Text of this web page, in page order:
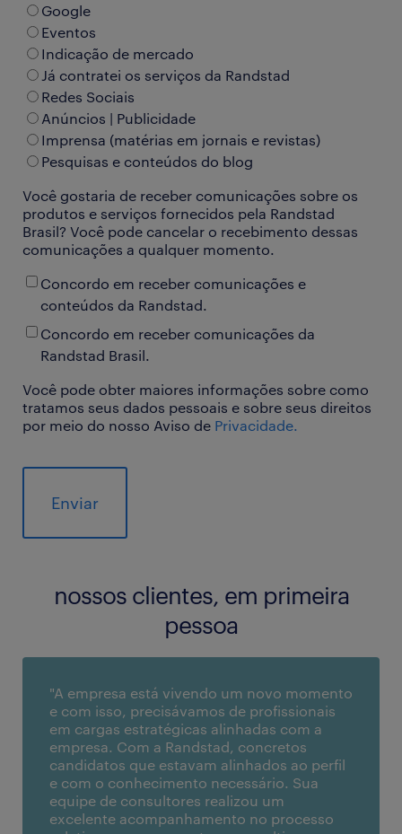
Google
Eventos
Indicação de mercado
Já contratei os serviços da Randstad
Redes Sociais
Anúncios | Publicidade
Imprensa (matérias em jornais e revistas)
Pesquisas e conteúdos do blog
Você gostaria de receber comunicações sobre os
produtos e serviços fornecidos pela Randstad
Brasil? Você pode cancelar o recebimento dessas
comunicações a qualquer momento.
Concordo em receber comunicações e
conteúdos da Randstad.
Concordo em receber comunicações da
Randstad Brasil.
Você pode obter maiores informações sobre como
tratamos seus dados pessoais e sobre seus direitos
por meio do nosso Aviso de Privacidade.
nossos clientes, em primeira
pessoa
"A empresa está vivendo um novo momento
e com isso, precisávamos de profissionais
em cargas estratégicas alinhadas com a
empresa. Com a Randstad, concretos
candidatos que estavam alinhados ao perfil
e com o conhecimento necessário. Sua
equipe de consultores realizou um
excelente acompanhamento no processo